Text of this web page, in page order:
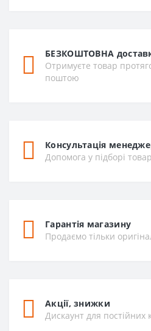
БЕЗКОШТОВНА
Отримуєте товар
поштою
Консультація
Допомога у підборі
Гарантія магазину
Продаємо тільки
Акції, знижки
Дискаунт для постійних